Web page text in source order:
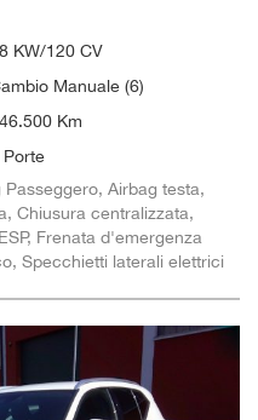
KW/120 CV
Manuale (6)
Km
Porte
Airbag testa,
Chiusura centralizzata,
Frenata d'emergenza
Specchietti laterali elettrici